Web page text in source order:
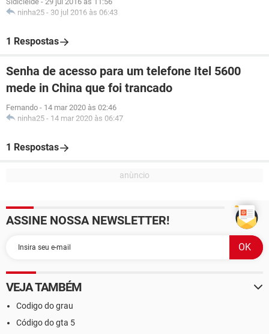
ninha25 - 30 jul 2016 às 06:43
1 Respostas
Senha de acesso para um telefone Itel 5600
mede in China que foi trancado
Fernando - 14 mar 2020 às 02:46
ninha25 - 14 mar 2020 às 06:47
1 Respostas
ASSINE NOSSA NEWSLETTER!
VEJA TAMBÉM
Codigo do grau
Código do gta 5